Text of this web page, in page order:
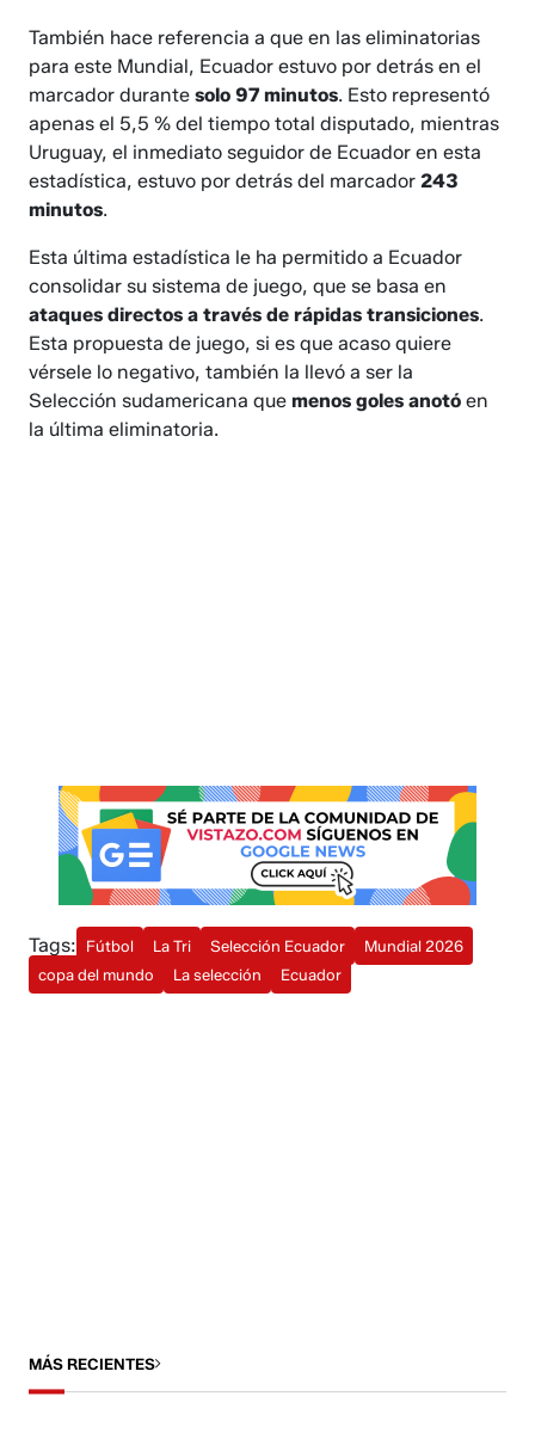
También hace referencia a que en las eliminatorias
para este Mundial, Ecuador estuvo por detrás en el
marcador durantesolo 97 minutos. Esto representó
apenas el 5,5 % del tiempo total disputado, mientras
Uruguay, el inmediato seguidor de Ecuador en esta
estadística, estuvo por detrás del marcador 243
minutos.
Esta última estadística le ha permitido a Ecuador
consolidar su sistema de juego, que se basa en
ataques directos a través de rápidas transiciones.
Esta propuesta de juego, si es que acaso quiere
vérsele lo negativo, también la llevó a ser la
Selección sudamericana quemenos goles anotó en
la última eliminatoria.
Tags: Fútbol La Tri Selección Ecuador
Mundial 2026
copa del mundo
La selección Ecuador
MÁS RECIENTES